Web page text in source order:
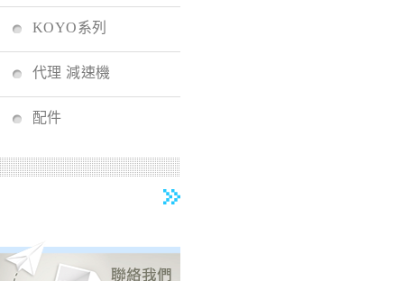
KOYO系列
代理 減速機
配件